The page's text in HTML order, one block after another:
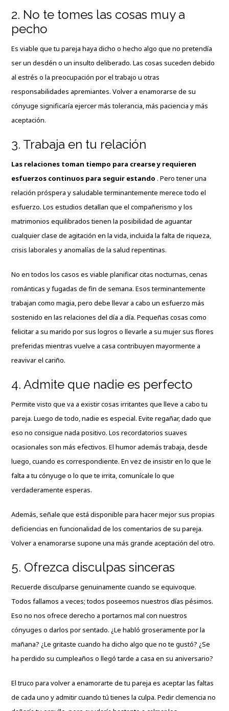
2. No te tomes las cosas muy a
pecho
Es viable que tu pareja haya dicho o hecho algo que no pretendía
ser un desdén o un insulto deliberado. Las cosas suceden debido
al estrés o la preocupación por el trabajo u otras
responsabilidades apremiantes. Volver a enamorarse de su
cónyuge significaría ejercer más tolerancia, más paciencia y más
aceptación.
3. Trabaja en tu relación
Las relaciones toman tiempo para crearse y requieren
esfuerzos continuos para seguir estando . Pero tener una
relación próspera y saludable terminantemente merece todo el
esfuerzo. Los estudios detallan que el compañerismo y los
matrimonios equilibrados tienen la posibilidad de aguantar
cualquier clase de agitación en la vida, incluida la falta de riqueza,
crisis laborales y anomalías de la salud repentinas.
No en todos los casos es viable planificar citas nocturnas, cenas
románticas y fugadas de fin de semana. Esos terminantemente
trabajan como magia, pero debe llevar a cabo un esfuerzo más
sostenido en las relaciones del día a día. Pequeñas cosas como
felicitar a su marido por sus logros o llevarle a su mujer sus flores
preferidas mientras vuelve a casa contribuyen mayormente a
reavivar el cariño.
4. Admite que nadie es perfecto
Permite visto que va a existir cosas irritantes que lleve a cabo tu
pareja. Luego de todo, nadie es especial. Evite regañar, dado que
eso no consigue nada positivo. Los recordatorios suaves
ocasionales son más efectivos. El humor además trabaja, desde
luego, cuando es correspondiente. En vez de insistir en lo que le
falta a tu cónyuge o lo que te irrita, comunícale lo que
verdaderamente esperas.
Además, señale que está disponible para hacer mejor sus propias
deficiencias en funcionalidad de los comentarios de su pareja.
Volver a enamorarse supone una más grande aceptación del otro.
5. Ofrezca disculpas sinceras
Recuerde disculparse genuinamente cuando se equivoque.
Todos fallamos a veces; todos poseemos nuestros días pésimos.
Eso no nos ofrece derecho a portarnos mal con nuestros
cónyuges o darlos por sentado. ¿Le habló groseramente por la
mañana? ¿Le gritaste cuando ha dicho algo que no te gustó? ¿Se
ha perdido su cumpleaños o llegó tarde a casa en su aniversario?
El truco para volver a enamorarte de tu pareja es aceptar las faltas
de cada uno y admitir cuando tú tienes la culpa. Pedir clemencia no